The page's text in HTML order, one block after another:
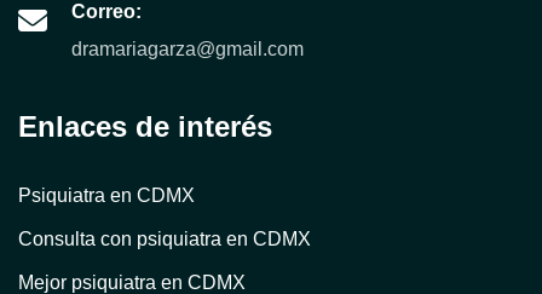
Correo:
dramariagarza@gmail.com
Enlaces de interés
Psiquiatra en CDMX
Consulta con psiquiatra en CDMX
Mejor psiquiatra en CDMX